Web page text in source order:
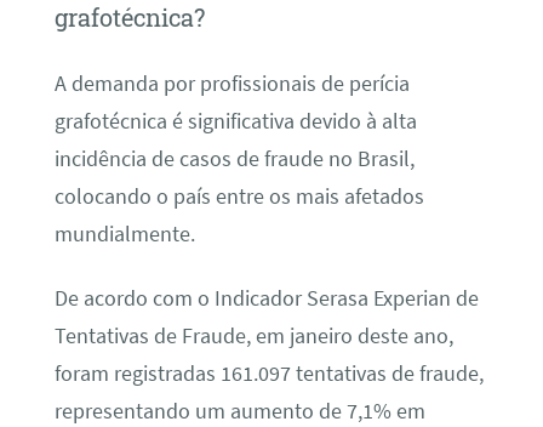
grafotécnica?
A demanda por profissionais de perícia
grafotécnica é significativa devido à alta
incidência de casos de fraude no Brasil,
colocando o país entre os mais afetados
mundialmente.
De acordo com o Indicador Serasa Experian de
Tentativas de Fraude, em janeiro deste ano,
foram registradas 161.097 tentativas de fraude,
representando um aumento de 7,1% em